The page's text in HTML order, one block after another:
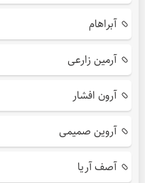
آبراهام
آرمین زارعی
آرون افشار
آروین صمیمی
آصف آریا